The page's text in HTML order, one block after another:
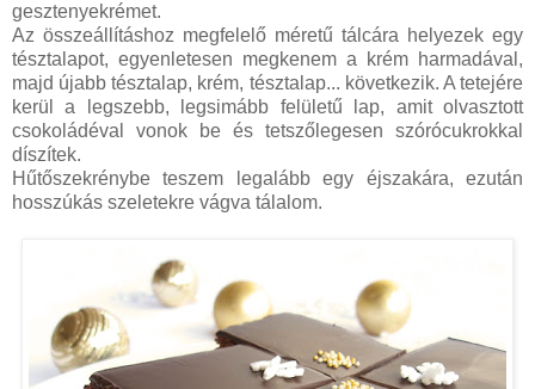
gesztenyekrémet.
Az összeállításhoz megfelelő méretű tálcára helyezek egy
tésztalapot, egyenletesen megkenem a krém harmadával,
majd újabb tésztalap, krém, tésztalap... következik. A tetejére
kerül a legszebb, legsimább felületű lap, amit olvasztott
csokoládéval vonok be és tetszőlegesen szórócukrokkal
díszítek.
Hűtőszekrénybe teszem legalább egy éjszakára, ezután
hosszúkás szeletekre vágva tálalom.